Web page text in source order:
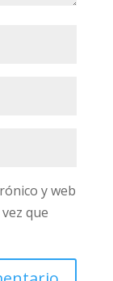
y web
que